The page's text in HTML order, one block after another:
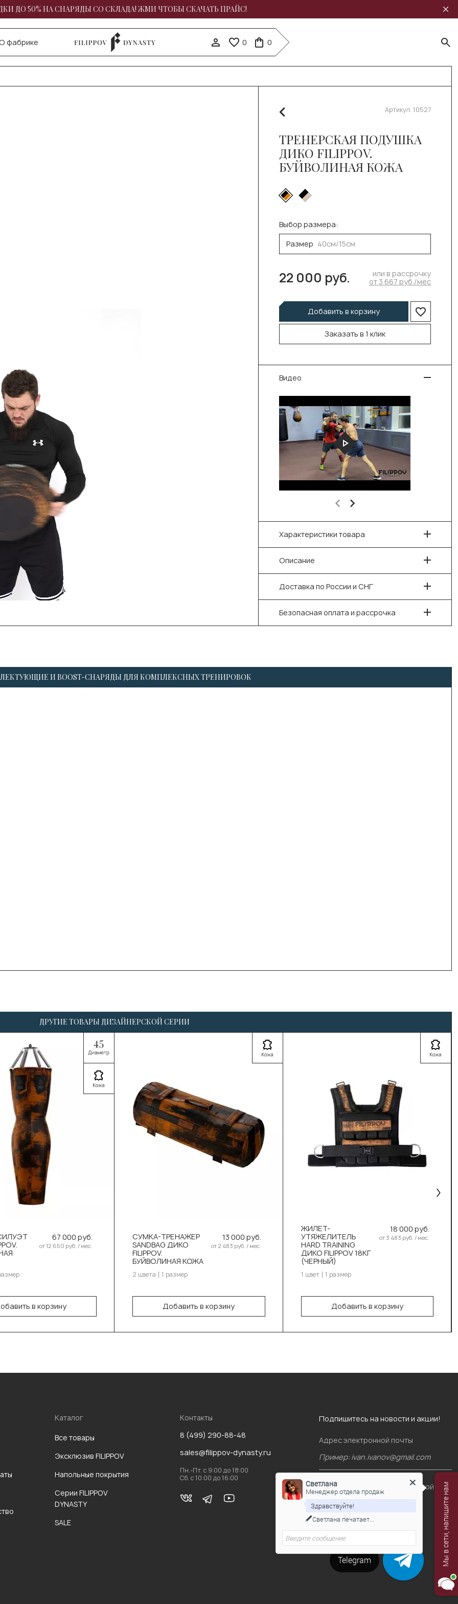
ДО 50% НА СНАРЯДЫ СО СКЛАДА! ЖМИ ЧТОБЫ СКАЧАТЬ ПРАЙС!
фабрике 0 0
Артикул: 10527
ТРЕНЕРСКАЯ ПОДУШКА
ДИКО FILIPPOV.
БУЙВОЛИНАЯ КОЖА
Выбор размера:
Размер 40см/15см
22 000 руб.
или в рассрочку
от 3 667 руб./мес
Добавить в корзину
Заказать в 1 клик
Видео
Характеристики товара
Описание
Доставка по России и СНГ
Безопасная оплата и рассрочка
И BOOST-СНАРЯДЫ ДЛЯ КОМПЛЕКСНЫХ ТРЕНИРОВОК
ДРУГИЕ ТОВАРЫ ДИЗАЙНЕРСКОЙ СЕРИИ
67 000 руб.
от 12 650 руб. / мес.
в корзину
черн. серый
В корзину
СУМКА-ТРЕНАЖЕР
SANDBAG ДИКО
FILIPPOV.
БУЙВОЛИНАЯ КОЖА
13 000 руб.
от 2 483 руб. / мес.
2 цвета 1 размер
Добавить в корзину
DIKO черн. серый
В корзину
ЖИЛЕТ-
УТЯЖЕЛИТЕЛЬ
HARD TRAINING
ДИКО FILIPPOV 18КГ
(ЧЕРНЫЙ)
18 000 руб.
от 3 483 руб. / мес.
1 цвет 1 размер
Добавить в корзину
Выберите цвет:
Чёрный
Выберите размер:
В корзину
Каталог
Все товары
Эксклюзив FILIPPOV
Напольные покрытия
Серии FILIPPOV
DYNASTY
SALE
Контакты
8 (499) 290-88-48
sales@filippov-dynasty.ru
Пн.-Пт. с 9:00 до 18:00
Сб. с 10:00 до 16:00
Подпишитесь на новости и акции!
Адрес электронной почты
Я согласен(-на)
с политикой
конфиденциальности
Подписаться
Telegram Мы в сети, напишите нам
Светлана
Менеджер отдела продаж
Здравствуйте!
Светлана печатает...